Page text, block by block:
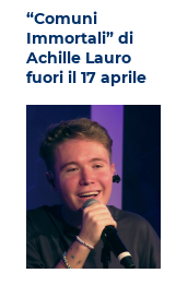
“Comuni
Immortali” di
Achille Lauro
fuori il 17 aprile